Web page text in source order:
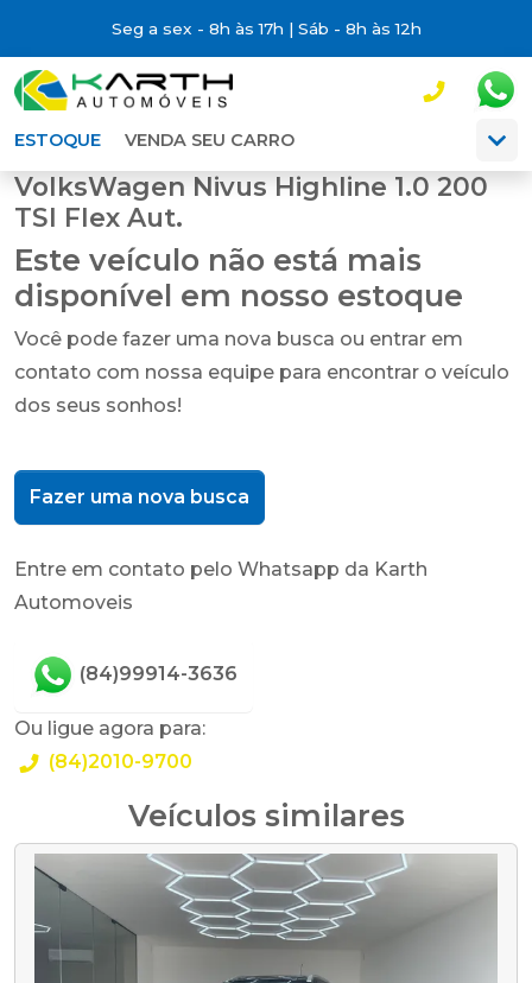
Seg a sex - 8h às 17h | Sáb - 8h às 12h
ESTOQUE VENDA SEU CARRO
VolksWagen Nivus Highline 1.0 200
TSI Flex Aut.
Este veículo não está mais
disponível em nosso estoque
Você pode fazer uma nova busca ou entrar em
contato com nossa equipe para encontrar o veículo
dos seus sonhos!
Fazer uma nova busca
Entre em contato pelo Whatsapp da Karth
Automoveis
(84)99914-3636
Ou ligue agora para:
(84)2010-9700
Veículos similares